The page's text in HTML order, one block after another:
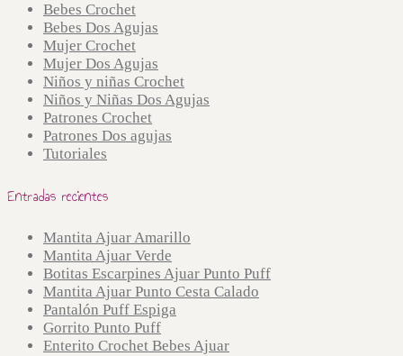
Bebes Crochet
Bebes Dos Agujas
Mujer Crochet
Mujer Dos Agujas
Niños y niñas Crochet
Niños y Niñas Dos Agujas
Patrones Crochet
Patrones Dos agujas
Tutoriales
Entradas recientes
Mantita Ajuar Amarillo
Mantita Ajuar Verde
Botitas Escarpines Ajuar Punto Puff
Mantita Ajuar Punto Cesta Calado
Pantalón Puff Espiga
Gorrito Punto Puff
Enterito Crochet Bebes Ajuar